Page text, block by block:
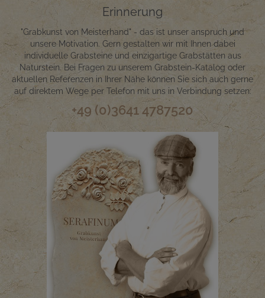
Erinnerung
"Grabkunst von Meisterhand" - das ist unser anspruch und
unsere Motivation. Gern gestalten wir mit Ihnen dabei
individuelle Grabsteine und einzigartige Grabstätten aus
Naturstein. Bei Fragen zu unserem Grabstein-Katalog oder
aktuellen Referenzen in Ihrer Nähe können Sie sich auch gerne
auf direktem Wege per Telefon mit uns in Verbindung setzen:
+49 (0)3641 4787520